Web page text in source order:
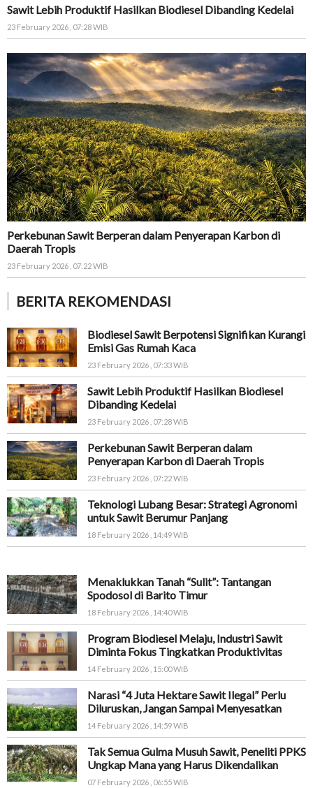
Sawit Lebih Produktif Hasilkan Biodiesel Dibanding Kedelai
23 February 2026 , 07:28 WIB
Perkebunan Sawit Berperan dalam Penyerapan Karbon di
Daerah Tropis
23 February 2026 , 07:22 WIB
BERITA REKOMENDASI
Biodiesel Sawit Berpotensi Signifikan Kurangi
Emisi Gas Rumah Kaca
23 February 2026 , 07:33 WIB
Sawit Lebih Produktif Hasilkan Biodiesel
Dibanding Kedelai
23 February 2026 , 07:28 WIB
Perkebunan Sawit Berperan dalam
Penyerapan Karbon di Daerah Tropis
23 February 2026 , 07:22 WIB
Teknologi Lubang Besar: Strategi Agronomi
untuk Sawit Berumur Panjang
18 February 2026 , 14:49 WIB
Menaklukkan Tanah “Sulit”: Tantangan
Spodosol di Barito Timur
18 February 2026 , 14:40 WIB
Program Biodiesel Melaju, Industri Sawit
Diminta Fokus Tingkatkan Produktivitas
14 February 2026 , 15:00 WIB
Narasi “4 Juta Hektare Sawit Ilegal” Perlu
Diluruskan, Jangan Sampai Menyesatkan
14 February 2026 , 14:59 WIB
Tak Semua Gulma Musuh Sawit, Peneliti PPKS
Ungkap Mana yang Harus Dikendalikan
07 February 2026 , 06:55 WIB